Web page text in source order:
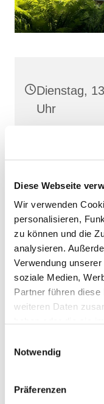
Diese Webseite
Wir verwenden
personalisieren,
zu können und die
analysieren.
Verwendung
soziale Medien,
Partner führen
weiteren Daten
Notwendig
Präferenzen
Dienstag,
Uhr
Maria
Waldweg,